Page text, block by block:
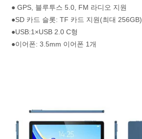
● GPS, 블루투스 5.0, FM 라디오 지원
●SD 카드 슬롯: TF 카드 지원(최대 256GB)
●USB:1×USB 2.0 C형
●이어폰: 3.5mm 이어폰 1개